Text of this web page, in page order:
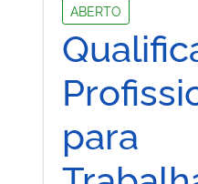
ABERTO
para